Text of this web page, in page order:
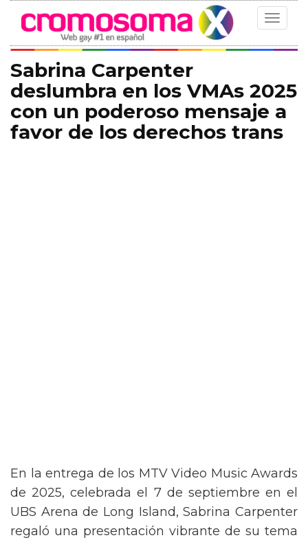
Toggle
Sabrina Carpenter
deslumbra en los VMAs 2025
con un poderoso mensaje a
favor de los derechos trans
En la entrega de los MTV Video Music Awards
de 2025, celebrada el 7 de septiembre en el
UBS Arena de Long Island, Sabrina Carpenter
regaló una presentación vibrante de su tema